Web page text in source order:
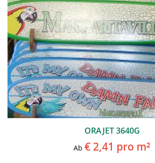
ORAJET 3640G
Ab € 2,41 pro m²